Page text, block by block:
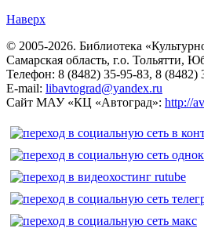
Наверх
© 2005-2026. Библиотека
Самарская область, г.о. Тольятти,
Телефон: 8 (8482) 35-95-83, 8 (8482)
E-mail: libavtograd@yandex.ru
Сайт МАУ «КЦ «Автоград»: http://